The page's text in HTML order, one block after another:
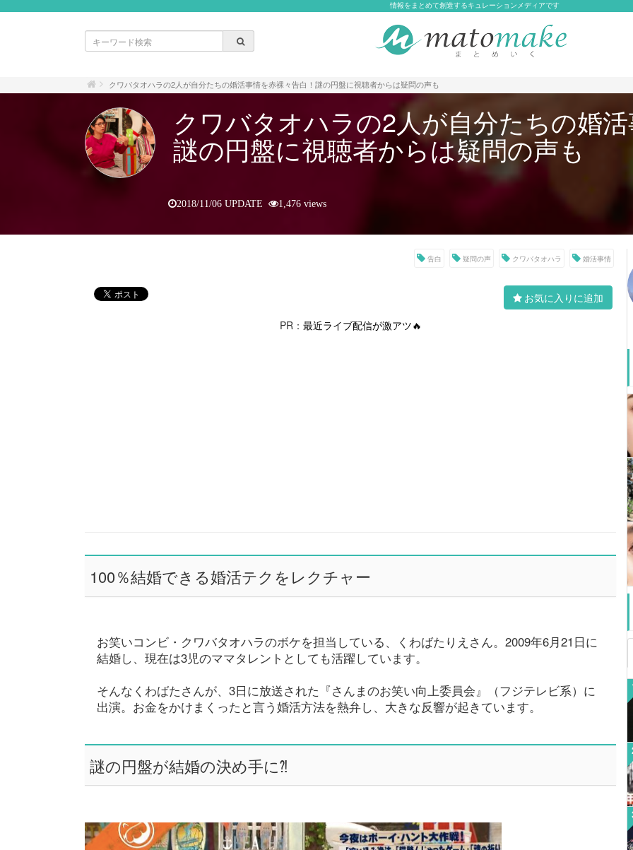
情報をまとめて創造するキュレーションメディアです
クワバタオハラの2人が自分たちの婚活事情を赤裸々告白！謎の円盤に視聴者からは疑問の声も
クワバタオハラの2人が自分たちの婚
謎の円盤に視聴者からは疑問の声も
2018/11/06 UPDATE 1,476 views
告白 疑問の声 クワバタオハラ 婚活事情
お気に入りに追加
PR： 最近ライブ配信が激アツ🔥
100％結婚できる婚活テクをレクチャー
お笑いコンビ・クワバタオハラのボケを担当している、くわばたりえさん。2009年6月21日に
結婚し、現在は3児のママタレントとしても活躍しています。
そんなくわばたさんが、3日に放送された『さんまのお笑い向上委員会』（フジテレビ系）に
出演。お金をかけまくったと言う婚活方法を熱弁し、大きな反響が起きています。
謎の円盤が結婚の決め手に⁈